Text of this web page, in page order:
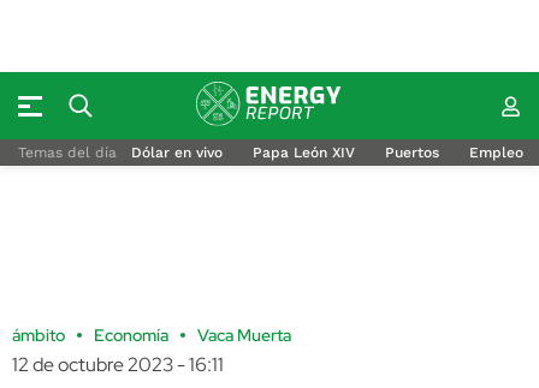
Temas del día Dólar en vivo Papa León XIV Puertos Empleo
ámbito Economía Vaca Muerta
12 de octubre 2023 - 16:11